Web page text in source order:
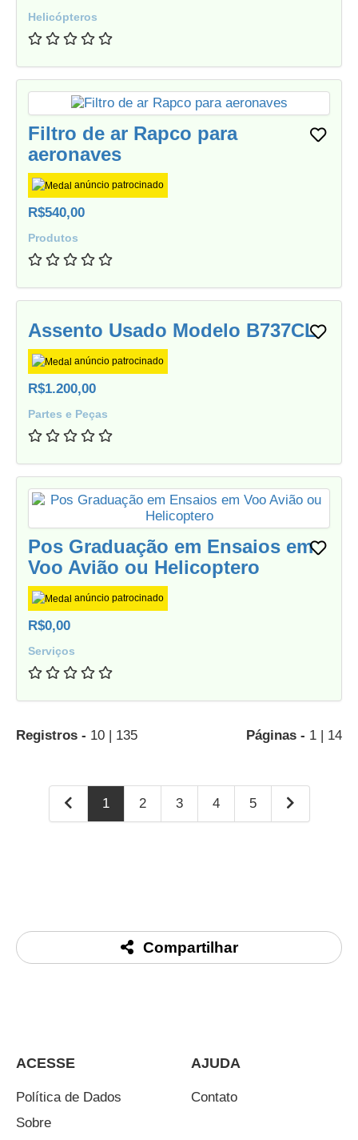
Helicópteros
Filtro de ar Rapco para
aeronaves
anúncio patrocinado
R$540,00
Produtos
Assento Usado Modelo B737CL
anúncio patrocinado
R$1.200,00
Partes e Peças
Pos Graduação em Ensaios em
Voo Avião ou Helicoptero
anúncio patrocinado
R$0,00
Serviços
Registros - 10 | 135 Páginas - 1 | 14
1 2 3 4 5
Compartilhar
ACESSE
Política de Dados
Sobre
AJUDA
Contato